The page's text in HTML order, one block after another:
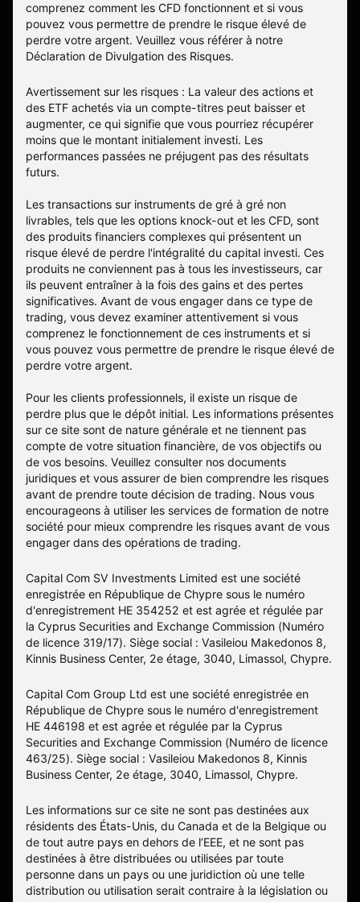
comprenez comment les CFD fonctionnent et si vous
pouvez vous permettre de prendre le risque élevé de
perdre votre argent. Veuillez vous référer à notre
Déclaration de Divulgation des Risques.
Avertissement sur les risques : La valeur des actions et
des ETF achetés via un compte-titres peut baisser et
augmenter, ce qui signifie que vous pourriez récupérer
moins que le montant initialement investi. Les
performances passées ne préjugent pas des résultats
futurs.
Les transactions sur instruments de gré à gré non
livrables, tels que les options knock-out et les CFD, sont
des produits financiers complexes qui présentent un
risque élevé de perdre l'intégralité du capital investi. Ces
produits ne conviennent pas à tous les investisseurs, car
ils peuvent entraîner à la fois des gains et des pertes
significatives. Avant de vous engager dans ce type de
trading, vous devez examiner attentivement si vous
comprenez le fonctionnement de ces instruments et si
vous pouvez vous permettre de prendre le risque élevé de
perdre votre argent.
Pour les clients professionnels, il existe un risque de
perdre plus que le dépôt initial. Les informations présentes
sur ce site sont de nature générale et ne tiennent pas
compte de votre situation financière, de vos objectifs ou
de vos besoins. Veuillez consulter nos documents
juridiques et vous assurer de bien comprendre les risques
avant de prendre toute décision de trading. Nous vous
encourageons à utiliser les services de formation de notre
société pour mieux comprendre les risques avant de vous
engager dans des opérations de trading.
Capital Com SV Investments Limited est une société
enregistrée en République de Chypre sous le numéro
d'enregistrement HE 354252 et est agrée et régulée par
la Cyprus Securities and Exchange Commission (Numéro
de licence 319/17). Siège social : Vasileiou Makedonos 8,
Kinnis Business Center, 2e étage, 3040, Limassol, Chypre.
Capital Com Group Ltd est une société enregistrée en
République de Chypre sous le numéro d'enregistrement
ΗΕ 446198 et est agrée et régulée par la Cyprus
Securities and Exchange Commission (Numéro de licence
463/25). Siège social : Vasileiou Makedonos 8, Kinnis
Business Center, 2e étage, 3040, Limassol, Chypre.
Les informations sur ce site ne sont pas destinées aux
résidents des États-Unis, du Canada et de la Belgique ou
de tout autre pays en dehors de l’EEE, et ne sont pas
destinées à être distribuées ou utilisées par toute
personne dans un pays ou une juridiction où une telle
distribution ou utilisation serait contraire à la législation ou